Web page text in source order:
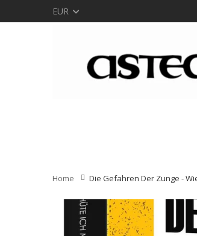
EUR
Home Die Gefahren Der Zunge -